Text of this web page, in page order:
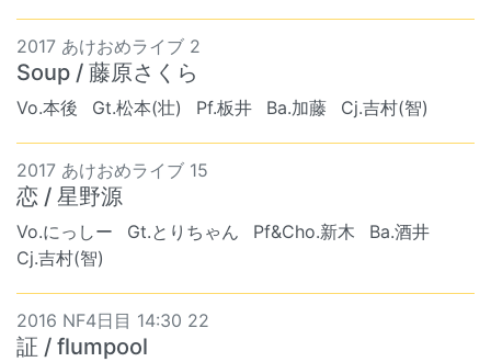
2017 あけおめライブ 2
Soup / 藤原さくら
Vo.本後 Gt.松本(壮) Pf.板井 Ba.加藤 Cj.吉村(智)
2017 あけおめライブ 15
恋 / 星野源
Vo.にっしー Gt.とりちゃん Pf&Cho.新木
Ba.酒井
Cj.吉村(智)
2016 NF4日目 14:30 22
証 / flumpool